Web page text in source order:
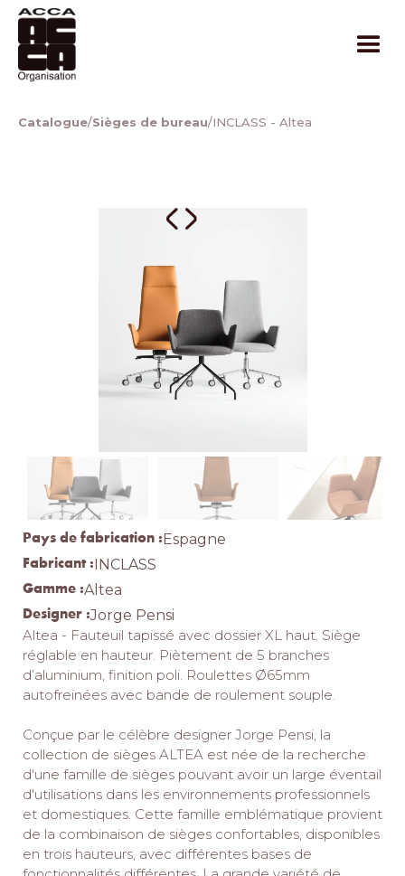
Catalogue/Sièges de bureau/INCLASS - Altea
Pays de fabrication :Espagne
Fabricant :INCLASS
Gamme :Altea
Designer :Jorge Pensi
Altea - Fauteuil tapissé avec dossier XL haut.‎ Siège
réglable en hauteur.‎ Piètement de 5 branches
d’aluminium, finition poli.‎ Roulettes Ø65mm
autofreinées avec bande de roulement souple.‎
Conçue par le célèbre designer Jorge Pensi, la
collection de sièges ALTEA est née de la recherche
d'une famille de sièges pouvant avoir un large éventail
d'utilisations dans les environnements professionnels
et domestiques.‎ Cette famille emblématique provient
de la combinaison de sièges confortables, disponibles
en trois hauteurs, avec différentes bases de